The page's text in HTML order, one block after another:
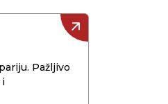
Pažljivo
i